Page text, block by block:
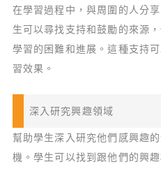
在學習過程中，與周圍的人分
生可以尋找支持和鼓勵的來源
學習的困難和進展。這種支持
習效果。
深入研究興趣領域
幫助學生深入研究他們感興趣
機。學生可以找到跟他們的興